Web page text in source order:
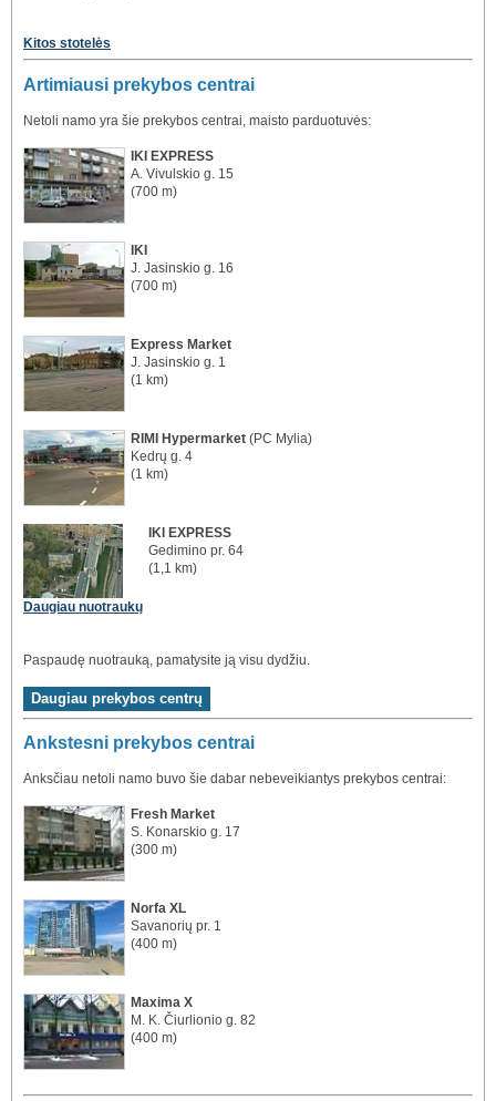
Kitos stotelės
Artimiausi prekybos centrai
Netoli namo yra šie prekybos centrai, maisto parduotuvės:
IKI EXPRESS
A. Vivulskio g. 15
(700 m)
IKI
J. Jasinskio g. 16
(700 m)
Express Market
J. Jasinskio g. 1
(1 km)
RIMI Hypermarket (PC Mylia)
Kedrų g. 4
(1 km)
Daugiau nuotraukų
IKI EXPRESS
Gedimino pr. 64
(1,1 km)
Paspaudę nuotrauką, pamatysite ją visu dydžiu.
Ankstesni prekybos centrai
Anksčiau netoli namo buvo šie dabar nebeveikiantys prekybos centrai:
Fresh Market
S. Konarskio g. 17
(300 m)
Norfa XL
Savanorių pr. 1
(400 m)
Maxima X
M. K. Čiurlionio g. 82
(400 m)